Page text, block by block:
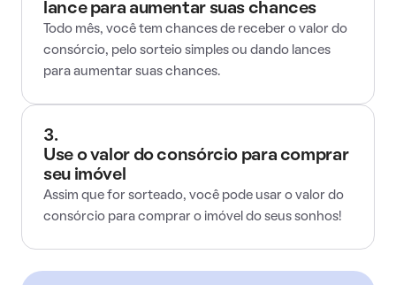
lance para aumentar suas chances
Todo mês, você tem chances de receber o valor do
consórcio, pelo sorteio simples ou dando lances
para aumentar suas chances.
3.
Use o valor do consórcio para comprar
seu imóvel
Assim que for sorteado, você pode usar o valor do
consórcio para comprar o imóvel do seus sonhos!